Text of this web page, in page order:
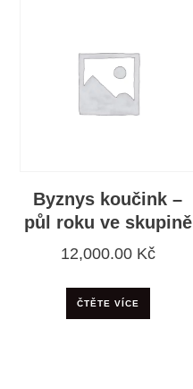
Byznys koučink –
půl roku ve skupině
12,000.00 Kč
ČTĚTE VÍCE